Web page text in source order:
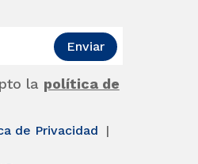
la política de
Enviar
de Privacidad
|